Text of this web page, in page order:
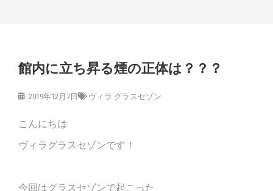
館内に立ち昇る煙の正体は？？？
2019年12月7日 ヴィラ グラスセゾン
こんにちは
ヴィラグラスセゾンです！
今回はグラスセゾンで起こった